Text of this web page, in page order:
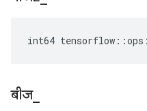
int64
बीज_